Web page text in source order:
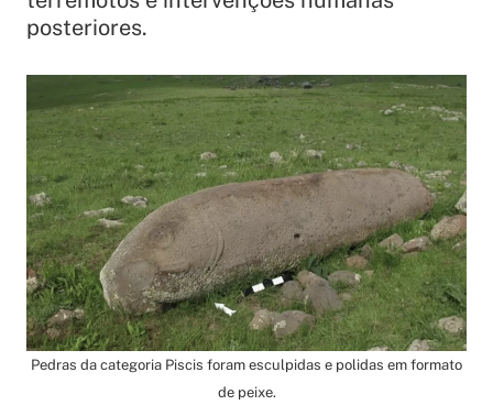
posteriores.
Pedras da categoria Piscis foram esculpidas e polidas em formato
de peixe.